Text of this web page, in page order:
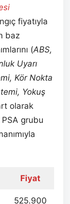
fiyatıyla
baz
(ABS,
Uyarı
Kör Nokta
Yokuş
olarak
grubu
Fiyat
525.900